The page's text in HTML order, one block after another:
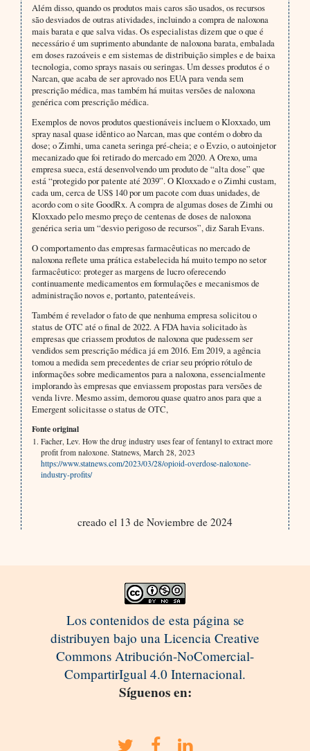
Além disso, quando os produtos mais caros são usados, os recursos
são desviados de outras atividades, incluindo a compra de naloxona
mais barata e que salva vidas. Os especialistas dizem que o que é
necessário é um suprimento abundante de naloxona barata, embalada
em doses razoáveis e em sistemas de distribuição simples e de baixa
tecnologia, como sprays nasais ou seringas. Um desses produtos é o
Narcan, que acaba de ser aprovado nos EUA para venda sem
prescrição médica, mas também há muitas versões de naloxona
genérica com prescrição médica.
Exemplos de novos produtos questionáveis incluem o Kloxxado, um
spray nasal quase idêntico ao Narcan, mas que contém o dobro da
dose; o Zimhi, uma caneta seringa pré-cheia; e o Evzio, o autoinjetor
mecanizado que foi retirado do mercado em 2020. A Orexo, uma
empresa sueca, está desenvolvendo um produto de “alta dose” que
está “protegido por patente até 2039”. O Kloxxado e o Zimhi custam,
cada um, cerca de US$ 140 por um pacote com duas unidades, de
acordo com o site GoodRx. A compra de algumas doses de Zimhi ou
Kloxxado pelo mesmo preço de centenas de doses de naloxona
genérica seria um “desvio perigoso de recursos”, diz Sarah Evans.
O comportamento das empresas farmacêuticas no mercado de
naloxona reflete uma prática estabelecida há muito tempo no setor
farmacêutico: proteger as margens de lucro oferecendo
continuamente medicamentos em formulações e mecanismos de
administração novos e, portanto, patenteáveis.
Também é revelador o fato de que nenhuma empresa solicitou o
status de OTC até o final de 2022. A FDA havia solicitado às
empresas que criassem produtos de naloxona que pudessem ser
vendidos sem prescrição médica já em 2016. Em 2019, a agência
tomou a medida sem precedentes de criar seu próprio rótulo de
informações sobre medicamentos para a naloxona, essencialmente
implorando às empresas que enviassem propostas para versões de
venda livre. Mesmo assim, demorou quase quatro anos para que a
Emergent solicitasse o status de OTC,
Fonte original
Facher, Lev. How the drug industry uses fear of fentanyl to extract more
profit from naloxone. Statnews, March 28, 2023
https://www.statnews.com/2023/03/28/opioid-overdose-naloxone-
industry-profits/
creado el 13 de Noviembre de 2024
Los contenidos de esta página se
distribuyen bajo una Licencia Creative
Commons Atribución-NoComercial-
CompartirIgual 4.0 Internacional.
Síguenos en: